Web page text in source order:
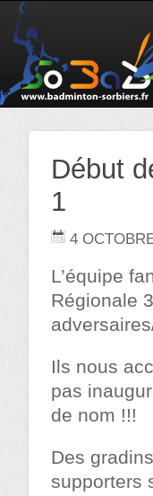
Début
1
4
L’équipe
Régionale
Ils nous
pas
de nom !!!
Des
supporters